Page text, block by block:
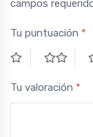
campos
Tu puntuación *
Tu valoración *